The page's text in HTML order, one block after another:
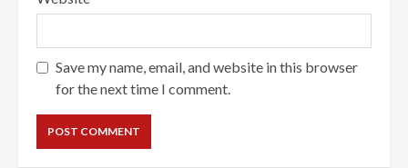
Save my name, email, and website in this browser
for the next time I comment.